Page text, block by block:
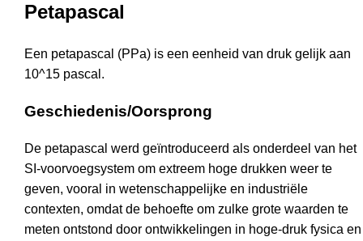
Petapascal
Een petapascal (PPa) is een eenheid van druk gelijk aan
10^15 pascal.
Geschiedenis/Oorsprong
De petapascal werd geïntroduceerd als onderdeel van het
SI-voorvoegsystem om extreem hoge drukken weer te
geven, vooral in wetenschappelijke en industriële
contexten, omdat de behoefte om zulke grote waarden te
meten ontstond door ontwikkelingen in hoge-druk fysica en